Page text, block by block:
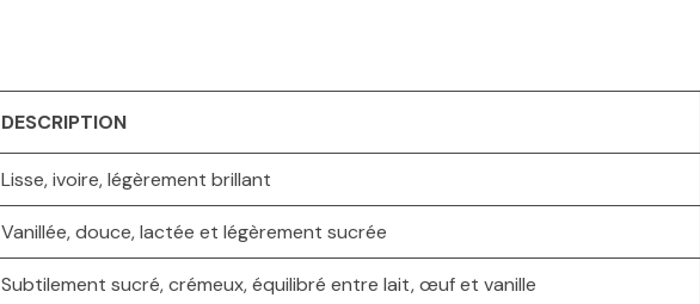
DESCRIPTION
Lisse, ivoire, légèrement brillant
Vanillée, douce, lactée et légèrement sucrée
Subtilement sucré, crémeux, équilibré entre lait, œuf et vanille